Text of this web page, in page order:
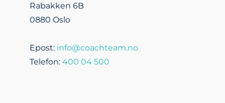
Rabakken 6B
0880 Oslo
Epost: info@coachteam.no
Telefon: 400 04 500